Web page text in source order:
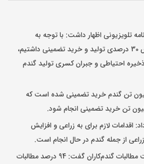
تلویزیونی اظهار داشت: با توجه به
پیش‌بینی‌هایی که از کاهش 30 درصدی تولید و خرید تضمینی داشتیم،
احتیاطی و جبران کسری تولید گندم
تا امروز 7.7 میلیون تن گندم خرید تضمینی شده است که
اقدامات لازم برای به زراعی و افزایش
از جمله گندم در حال انجام است.
وی درباره وضعیت پرداخت مطالبات گندم‌کاران گفت: 94 درصد مطالبات